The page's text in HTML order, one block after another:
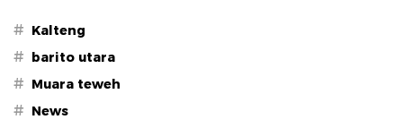
# Kalteng
# barito utara
# Muara teweh
# News